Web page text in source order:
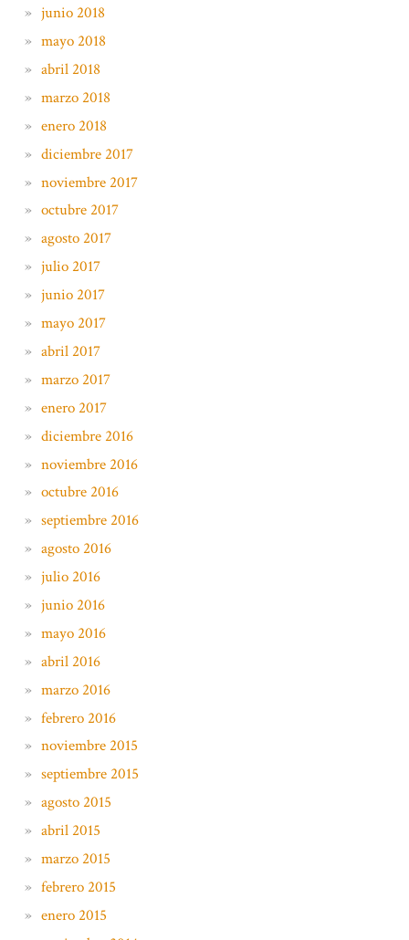
junio 2018
mayo 2018
abril 2018
marzo 2018
enero 2018
diciembre 2017
noviembre 2017
octubre 2017
agosto 2017
julio 2017
junio 2017
mayo 2017
abril 2017
marzo 2017
enero 2017
diciembre 2016
noviembre 2016
octubre 2016
septiembre 2016
agosto 2016
julio 2016
junio 2016
mayo 2016
abril 2016
marzo 2016
febrero 2016
noviembre 2015
septiembre 2015
agosto 2015
abril 2015
marzo 2015
febrero 2015
enero 2015